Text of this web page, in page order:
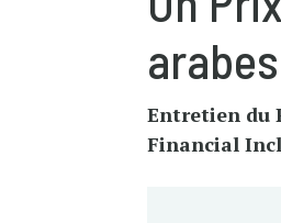
Entretien du
Financial